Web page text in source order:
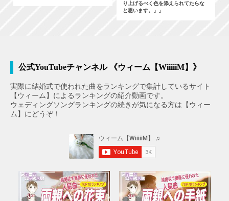
り上げるべく色を添えられてたらな
と思います。」」
公式YouTubeチャンネル 《ウィーム【WiiiiiM】》
実際に結婚式で使われた曲をランキングで集計しているサイト
【ウィーム】によるランキングの紹介動画です。
ウェディングソングランキングの続きが気になる方は【ウィー
ム】にどうぞ！